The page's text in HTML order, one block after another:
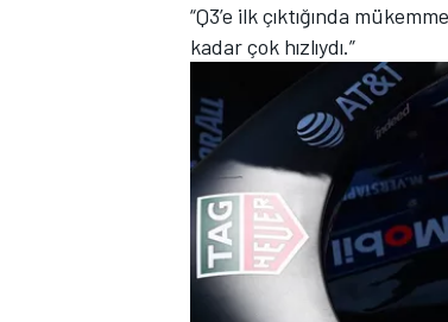
TÜRK SPORCULAR
“Q3’e ilk çıktığında
kadar çok hızlıydı.”